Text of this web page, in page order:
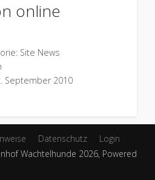
online
Site News
September 2010
Datenschutz
Login
Wachtelhunde 2026, Powered